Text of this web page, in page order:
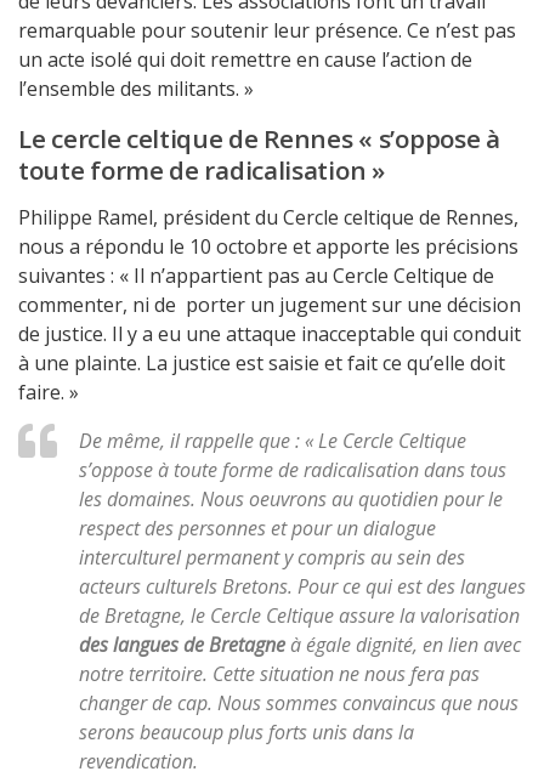
remarquable pour soutenir leur présence. Ce n’est pas
un acte isolé qui doit remettre en cause l’action de
l’ensemble des militants. »
Le cercle celtique de Rennes « s’oppose à
toute forme de radicalisation »
Philippe Ramel, président du Cercle celtique de Rennes,
nous a répondu le 10 octobre et apporte les précisions
suivantes : « Il n’appartient pas au Cercle Celtique de
commenter, ni de porter un jugement sur une décision
de justice. Il y a eu une attaque inacceptable qui conduit
à une plainte. La justice est saisie et fait ce qu’elle doit
faire. »
De même, il rappelle que : « Le Cercle Celtique
s’oppose à toute forme de radicalisation dans tous
les domaines. Nous oeuvrons au quotidien pour le
respect des personnes et pour un dialogue
interculturel permanent y compris au sein des
acteurs culturels Bretons. Pour ce qui est des langues
de Bretagne, le Cercle Celtique assure la valorisation
des langues de Bretagneà égale dignité, en lien avec
notre territoire. Cette situation ne nous fera pas
changer de cap. Nous sommes convaincus que nous
serons beaucoup plus forts unis dans la
revendication.